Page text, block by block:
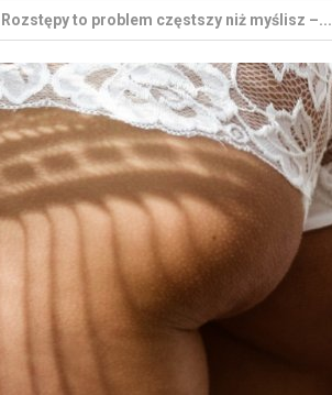
Rozstępy to problem częstszy niż myślisz –...